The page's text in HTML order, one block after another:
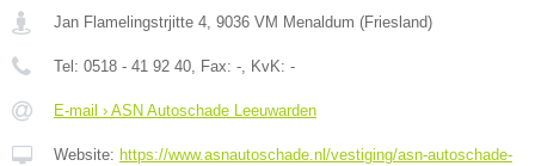
Jan Flamelingstrjitte 4 9036 VM Menaldum (Friesland)
Tel: 0518 - 41 92 40 , Fax: - , KvK: -
E-mail › ASN Autoschade Leeuwarden
Website: https://www.asnautoschade.nl/vestiging/asn-autoschade-